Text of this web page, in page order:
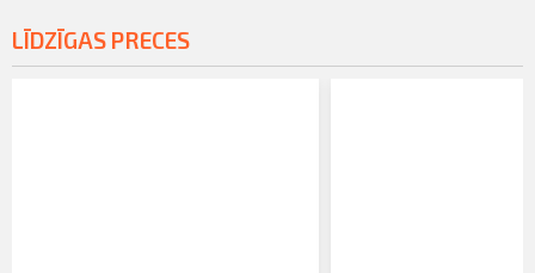
LĪDZĪGAS PRECES